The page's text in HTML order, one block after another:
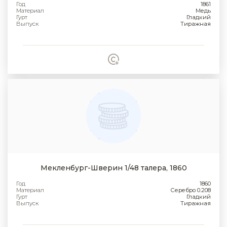
Год
1861
Материал
Медь
Гурт
Гладкий
Выпуск
Тиражная
Мекленбург-Шверин 1/48 талера, 1860
Год
1860
Материал
Серебро 0.208
Гурт
Гладкий
Выпуск
Тиражная